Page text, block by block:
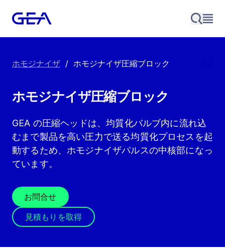
ホモジナイザ / ホモジナイザ圧縮ブロック
ホモジナイザ圧縮ブロック
GEA の圧縮ヘッドは、均質化バルブ内に流れ込
むまで製品を高い圧力で送る均質化プロセスを起
動するため、ホモジナイザパルスの中核部になっ
ています。
お問合せ
見積もりを取得